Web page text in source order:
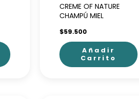
CREME OF NATURE
CHAMPÚ MIEL
$59.500
Añadir
Carrito